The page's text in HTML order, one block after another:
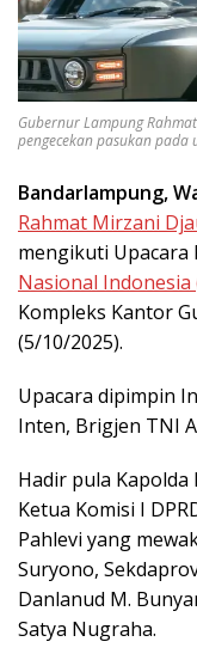
Gubernur Lampung
pengecekan pasukan pada
Bandarlampung,
Rahmat Mirzani
mengikuti Upacara
Nasional Indonesia
Kompleks Kantor
(5/10/2025).
Upacara dipimpin
Inten, Brigjen TNI
Hadir pula Kapolda
Ketua Komisi I
Pahlevi yang
Suryono,
Danlanud M.
Satya Nugraha.